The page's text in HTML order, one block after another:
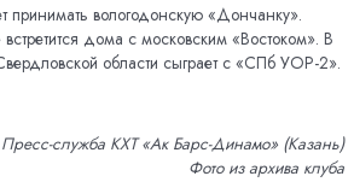
вологодонскую «Дончанку».
дома с московским «Востоком». В
области сыграет с «СПб УОР-2».
Пресс-служба КХТ «Ак Барс-Динамо» (Казань)
Фото из архива клуба